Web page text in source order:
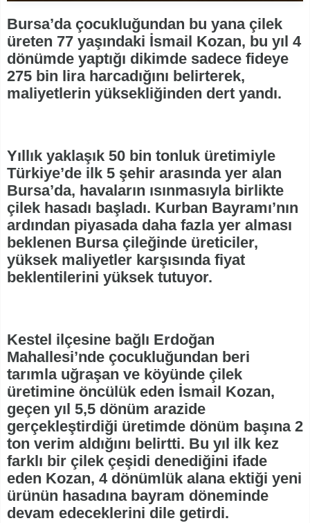
Bursa’da çocukluğundan bu yana çilek
üreten 77 yaşındaki İsmail Kozan, bu yıl 4
dönümde yaptığı dikimde sadece fideye
275 bin lira harcadığını belirterek,
maliyetlerin yüksekliğinden dert yandı.
Yıllık yaklaşık 50 bin tonluk üretimiyle
Türkiye’de ilk 5 şehir arasında yer alan
Bursa’da, havaların ısınmasıyla birlikte
çilek hasadı başladı. Kurban Bayramı’nın
ardından piyasada daha fazla yer alması
beklenen Bursa çileğinde üreticiler,
yüksek maliyetler karşısında fiyat
beklentilerini yüksek tutuyor.
Kestel ilçesine bağlı Erdoğan
Mahallesi’nde çocukluğundan beri
tarımla uğraşan ve köyünde çilek
üretimine öncülük eden İsmail Kozan,
geçen yıl 5,5 dönüm arazide
gerçekleştirdiği üretimde dönüm başına 2
ton verim aldığını belirtti. Bu yıl ilk kez
farklı bir çilek çeşidi denediğini ifade
eden Kozan, 4 dönümlük alana ektiği yeni
ürünün hasadına bayram döneminde
devam edeceklerini dile getirdi.